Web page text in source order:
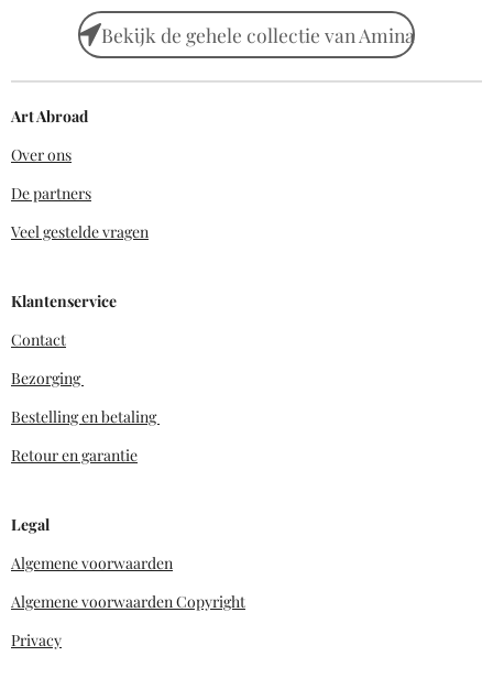
Bekijk de gehele collectie van Amina
Art Abroad
Over ons
De partners
Veel gestelde vragen
Klantenservice
Contact
Bezorging
Bestelling en betaling
Retour en garantie
Legal
Algemene voorwaarden
Algemene voorwaarden Copyright
Privacy